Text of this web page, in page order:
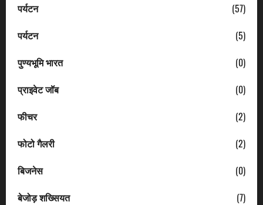
पर्यटन
(57)
पर्यटन
(5)
पुण्यभूमि भारत
(0)
प्राइवेट जॉब
(0)
फीचर
(2)
फोटो गैलरी
(2)
बिजनेस
(0)
बेजोड़ शख्सियत
(7)